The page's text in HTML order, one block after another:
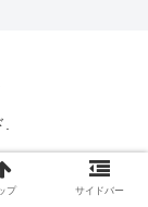
プ サイドバー